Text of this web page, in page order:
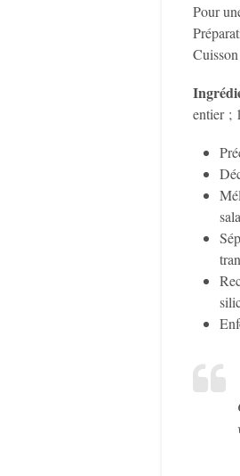
Pour
entier ;